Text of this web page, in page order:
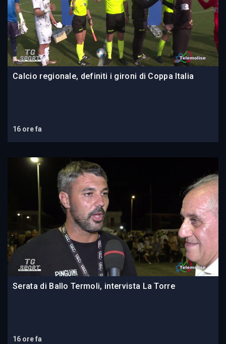
Calcio regionale, definiti i gironi di Coppa Italia
16 ore fa
Serata di Ballo Termoli, intervista La Torre
16 ore fa